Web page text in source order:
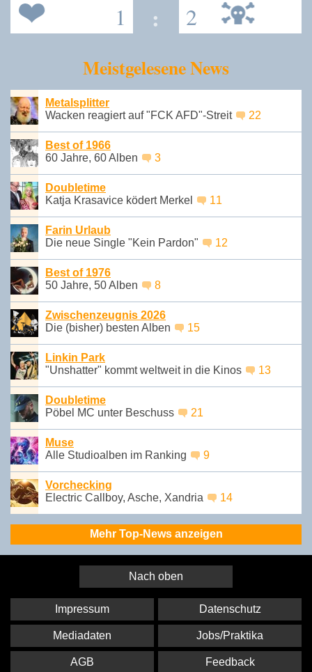
1 : 2
Meistgelesene News
Metalsplitter
Wacken reagiert auf "FCK AFD"-Streit
22
Best of 1966
60 Jahre, 60 Alben
3
Doubletime
Katja Krasavice ködert Merkel
11
Farin Urlaub
Die neue Single "Kein Pardon"
12
Best of 1976
50 Jahre, 50 Alben
8
Zwischenzeugnis 2026
Die (bisher) besten Alben
15
Linkin Park
"Unshatter" kommt weltweit in die Kinos
13
Doubletime
Pöbel MC unter Beschuss
21
Muse
Alle Studioalben im Ranking
9
Vorchecking
Electric Callboy, Asche, Xandria
14
Mehr Top-News anzeigen
Nach oben
Impressum Datenschutz
Mediadaten Jobs/Praktika
AGB Feedback